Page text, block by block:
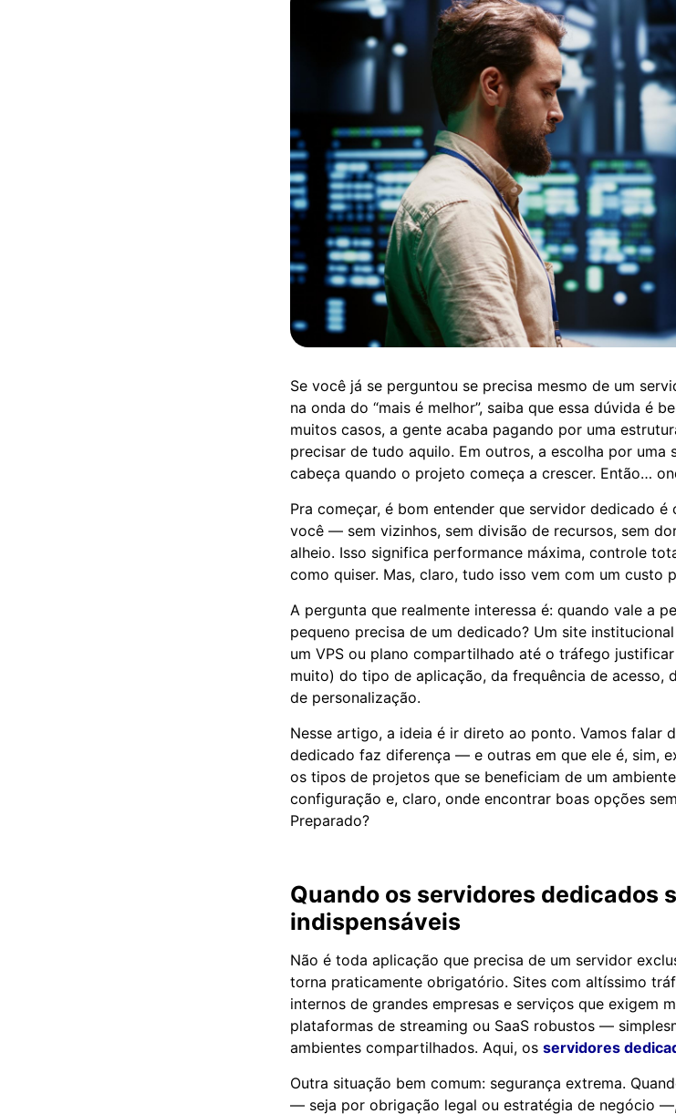
Se você já se perguntou se precisa mesmo de um
na onda do “mais é melhor”, saiba que essa dúvida é
muitos casos, a gente acaba pagando por uma
precisar de tudo aquilo. Em outros, a escolha por uma
cabeça quando o projeto começa a crescer. Então…
Pra começar, é bom entender que servidor dedicado
você — sem vizinhos, sem divisão de recursos, sem
alheio. Isso significa performance máxima, controle
como quiser. Mas, claro, tudo isso vem com um custo
A pergunta que realmente interessa é: quando vale a
pequeno precisa de um dedicado? Um site
um VPS ou plano compartilhado até o tráfego
muito) do tipo de aplicação, da frequência de acesso,
de personalização.
Nesse artigo, a ideia é ir direto ao ponto. Vamos falar
dedicado faz diferença — e outras em que ele é, sim,
os tipos de projetos que se beneficiam de um
configuração e, claro, onde encontrar boas opções
Preparado?
Quando os servidores dedicados
indispensáveis
Não é toda aplicação que precisa de um servidor
torna praticamente obrigatório. Sites com altíssimo
internos de grandes empresas e serviços que exigem
plataformas de streaming ou SaaS robustos —
ambientes compartilhados. Aqui, os servidores
Outra situação bem comum: segurança extrema.
— seja por obrigação legal ou estratégia de negócio